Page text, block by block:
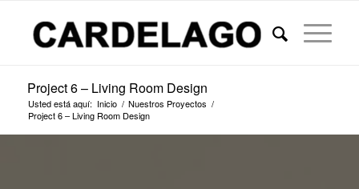
Project 6 – Living Room Design
Usted está aquí: Inicio / Nuestros Proyectos /
Project 6 – Living Room Design